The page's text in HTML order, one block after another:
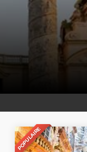
POPULAIRE